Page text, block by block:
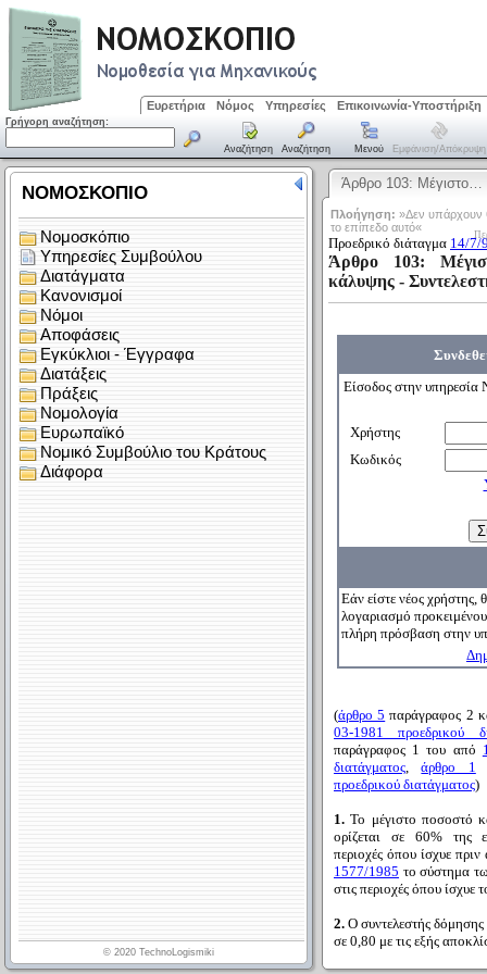
Ευρετήρια Νόμος Υπηρεσίες Επικοινωνία-Υποστήριξη
Γρήγορη αναζήτηση:
Αναζήτηση Αναζήτηση Μενού Εμφάνιση/απόκρυψη
Άρθρο 103: Μέγιστο…